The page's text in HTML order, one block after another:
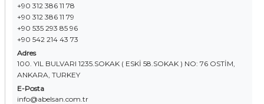
+90 312 386 11 78
+90 312 386 11 79
+90 535 293 85 96
+90 542 214 43 73
Adres
100. YIL BULVARI 1235.SOKAK ( ESKİ 58.SOKAK ) NO: 76 OSTİM,
ANKARA, TURKEY
E-Posta
info@abelsan.com.tr